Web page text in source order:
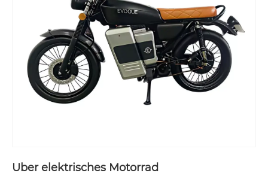
Uber elektrisches Motorrad